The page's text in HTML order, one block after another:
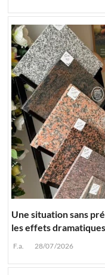
Une situation sans
les effets
F.a. 28/07/2026